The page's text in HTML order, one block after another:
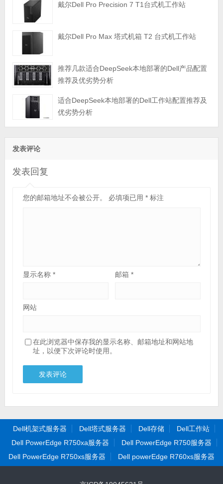
戴尔Dell Pro Precision 7 T1台式机工作站
戴尔Dell Pro Max 塔式机箱 T2 台式机工作站
推荐几款适合DeepSeek本地部署的Dell产品配置
推荐及优劣势分析
适合DeepSeek本地部署的Dell工作站配置推荐及
优劣势分析
发表评论
发表回复
您的邮箱地址不会被公开。 必填项已用 *标注
显示名称 * 邮箱*
网站
在此浏览器中保存我的显示名称、邮箱地址和网站地
址，以便下次评论时使用。
Dell机架式服务器 Dell塔式服务器 Dell存储
Dell工作站
Dell PowerEdge R750xa服务器
Dell PowerEdge R750服务器
Dell PowerEdge R750xs服务器
Dell powerEdge R760xs服务器